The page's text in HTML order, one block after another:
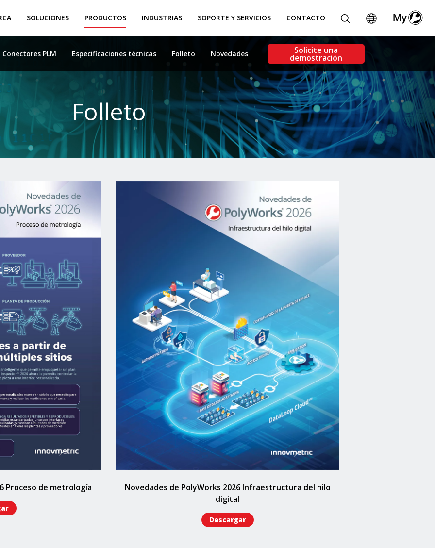
SOLUCIONES PRODUCTOS INDUSTRIAS SOPORTE Y SERVICIOS CONTACTO
Conectores PLM Especificaciones técnicas Folleto Novedades Solicite una
demostración
Folleto
Proceso de metrología
Novedades de PolyWorks 2026 Infraestructura del hilo
digital
Descargar